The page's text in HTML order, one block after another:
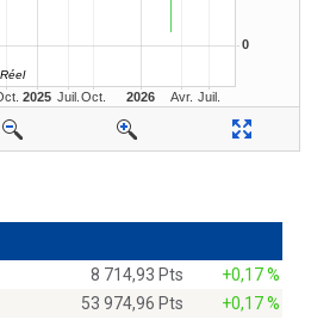
8 714,93 Pts
+0,17 %
53 974,96 Pts
+0,17 %